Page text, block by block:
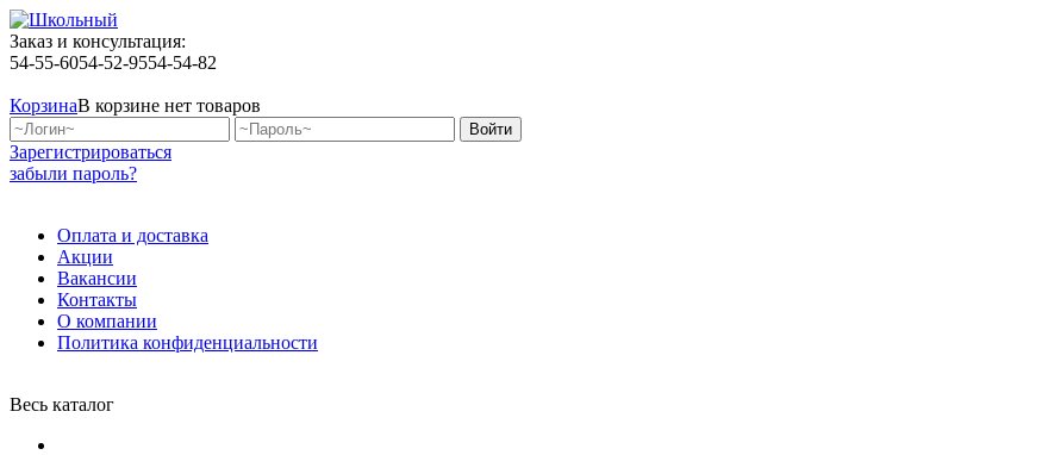
Заказ и консультация:
54-55-6054-52-9554-54-82
КорзинаВ корзине нет товаров
Зарегистрироваться
забыли пароль?
Оплата и доставка
Акции
Вакансии
Контакты
О компании
Политика конфиденциальности
Весь каталог